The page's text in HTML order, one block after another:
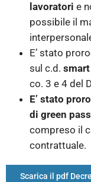
lavoratori e
possibile il
E’ stato
sul c.d.
co. 3 e 4 del
E’ stato
di green
compreso il
contrattuale.
Scarica il pdf